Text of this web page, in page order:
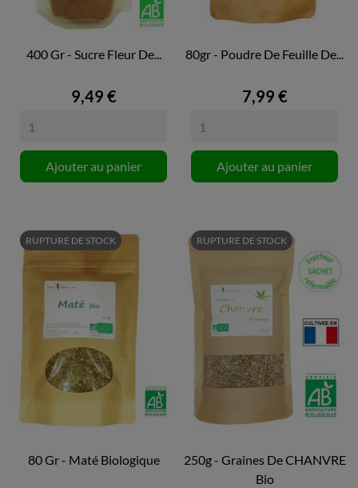
400 Gr - Sucre Fleur De...
9,49 €
Ajouter au panier
80gr - Poudre De Feuille De...
7,99 €
Ajouter au panier
80 Gr - Maté Biologique
RUPTURE DE STOCK
250g - Graines De CHANVRE
Bio
RUPTURE DE STOCK